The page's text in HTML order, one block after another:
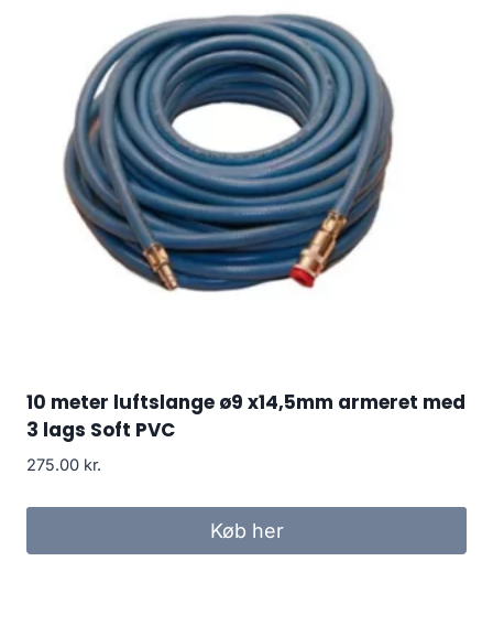
10 meter luftslange ø9 x14,5mm armeret med
3 lags Soft PVC
275.00 kr.
Køb her